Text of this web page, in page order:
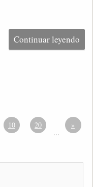
Continuar leyendo
10 20
...
»